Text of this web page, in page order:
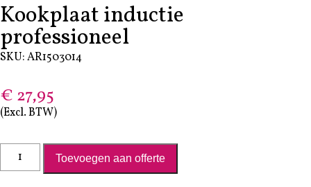
Kookplaat inductie
professioneel
SKU: AR1503014
€ 27,95
(Excl. BTW)
Kookplaat inductie professioneel aantal
Toevoegen aan offerte